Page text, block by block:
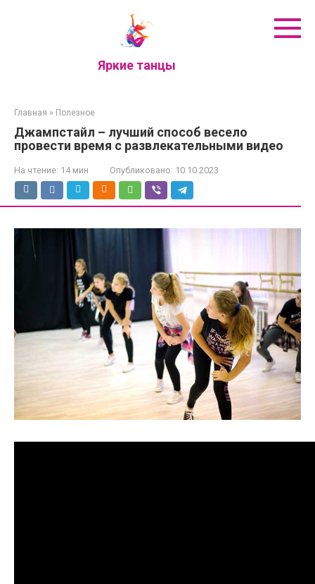
Яркие танцы
Главная » Полезное
Джампстайл – лучший способ весело
провести время с развлекательными видео
На чтение: 14 мин Опубликовано: 10.10.2023